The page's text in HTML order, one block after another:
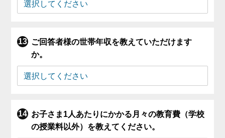
ご回答者様の世帯年収を教えていただけます
か。
お子さま1人あたりにかかる月々の教育費（学校
の授業料以外）を教えてください。